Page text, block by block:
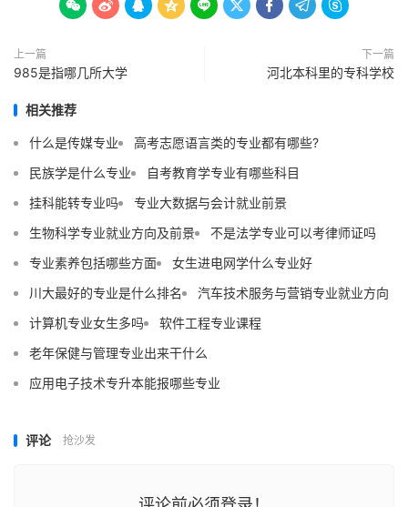
        
上一篇
985是指哪几所大学
下一篇
河北本科里的专科学校
相关推荐
什么是传媒专业
高考志愿语言类的专业都有哪些?
民族学是什么专业
自考教育学专业有哪些科目
挂科能转专业吗
专业大数据与会计就业前景
生物科学专业就业方向及前景
不是法学专业可以考律师证吗
专业素养包括哪些方面
女生进电网学什么专业好
川大最好的专业是什么排名
汽车技术服务与营销专业就业方向
计算机专业女生多吗
软件工程专业课程
老年保健与管理专业出来干什么
应用电子技术专升本能报哪些专业
评论 抢沙发